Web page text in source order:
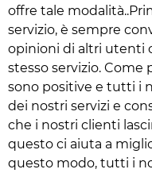
offre tale
servizio, è sempre
opinioni di altri utenti
stesso servizio.
sono positive e tutti i
dei nostri servizi e
che i nostri clienti
questo ci aiuta a
questo modo, tutti i